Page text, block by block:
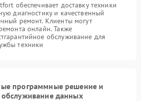
обеспечивает доставку техники
диагностику и качественный
ремонт. Клиенты могут
онлайн. Также
обслуживание для
техники
программные решение и
обслуживание данных